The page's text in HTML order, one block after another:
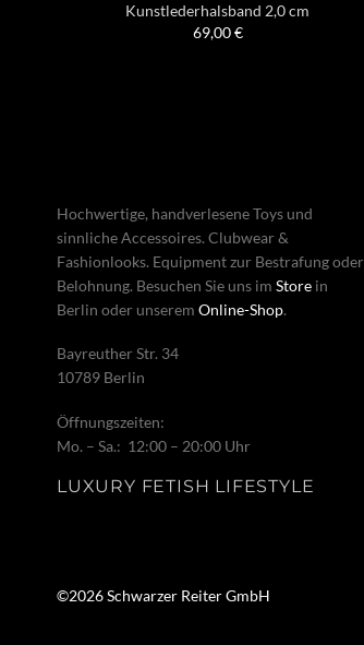
Kunstlederhalsband 2,0 cm
69,00€
Hochwertige, handverlesene Toys und
sinnliche Accessoires. Clubwear &
Fashionlooks. Equipment zur Bestrafung oder
Belohnung. Besuchen Sie uns im Store in
Berlin oder unserem Online-Shop.
Bayreuther Str. 34
10789 Berlin
Öffnungszeiten:
Mo. – Sa.: 12:00 – 20:00 Uhr
LUXURY FETISH LIFESTYLE
©2026 Schwarzer Reiter GmbH